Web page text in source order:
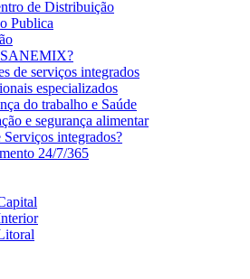
de Distribuição
Publica
de serviços integrados
especializados
do trabalho e Saúde
e segurança alimentar
Serviços integrados?
24/7/365